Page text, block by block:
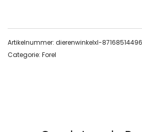
Artikelnummer: dierenwinkelxl-
Categorie: Forel